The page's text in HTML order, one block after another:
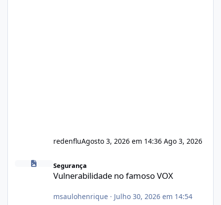
redenfluAgosto 3, 2026 em 14:36 Ago 3, 2026
Vulnerabilidade no famoso VOX
Segurança
Vulnerabilidade no famoso VOX
msaulohenrique· Julho 30, 2026 em 14:54